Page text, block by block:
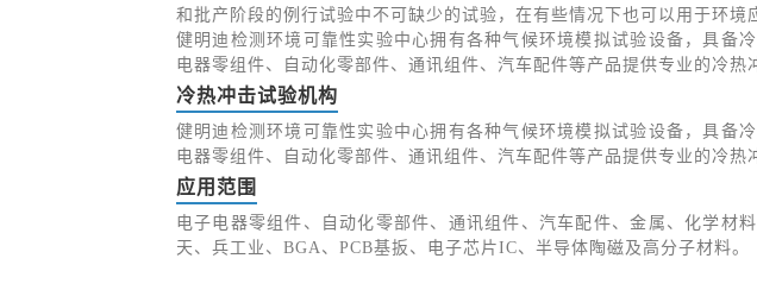
和批产阶段的例行试验中不可缺少的试验，在有些情况下也可以用于环境
健明迪检测环境可靠性实验中心拥有各种气候环境模拟试验设备，具备
电器零组件、自动化零部件、通讯组件、汽车配件等产品提供专业的冷热
冷热冲击试验机构
健明迪检测环境可靠性实验中心拥有各种气候环境模拟试验设备，具备
电器零组件、自动化零部件、通讯组件、汽车配件等产品提供专业的冷热
应用范围
电子电器零组件、自动化零部件、通讯组件、汽车配件、金属、化学材
天、兵工业、BGA、PCB基扳、电子芯片IC、半导体陶磁及高分子材料。